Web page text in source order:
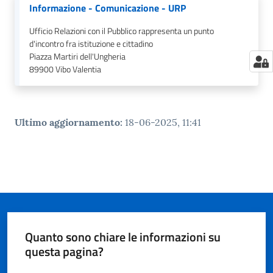
Informazione - Comunicazione - URP
Ufficio Relazioni con il Pubblico rappresenta un punto
d'incontro fra istituzione e cittadino
Piazza Martiri dell'Ungheria
89900Vibo Valentia
Ultimo aggiornamento: 18-06-2025, 11:41
Quanto sono chiare le informazioni su
questa pagina?